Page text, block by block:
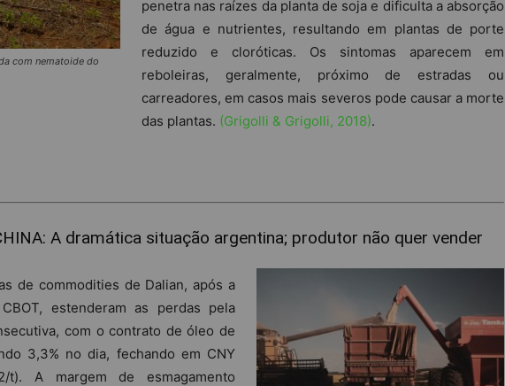
com nematoide do
penetra nas raízes da planta de soja e dificulta a absorção
de água e nutrientes, resultando em plantas de porte
reduzido e cloróticas. Os sintomas aparecem em
reboleiras, geralmente, próximo de estradas ou
carreadores, em casos mais severos pode causar a morte
das plantas. (Grigolli & Grigolli, 2018).
A dramática situação argentina; produtor não quer vender
de commodities de Dalian, após a
estenderam as perdas pela
com o contrato de óleo de
3,3% no dia, fechando em CNY
t). A margem de esmagamento